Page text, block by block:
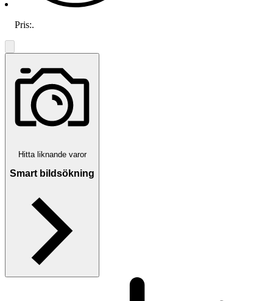
Pris:.
Hitta liknande varor
Smart bildsökning